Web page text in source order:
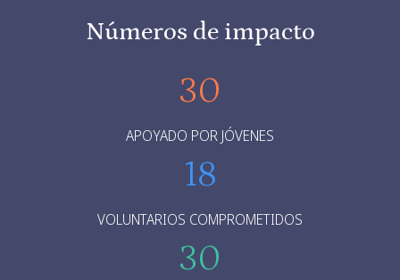
Números de impacto
30
APOYADO POR JÓVENES
18
VOLUNTARIOS COMPROMETIDOS
30